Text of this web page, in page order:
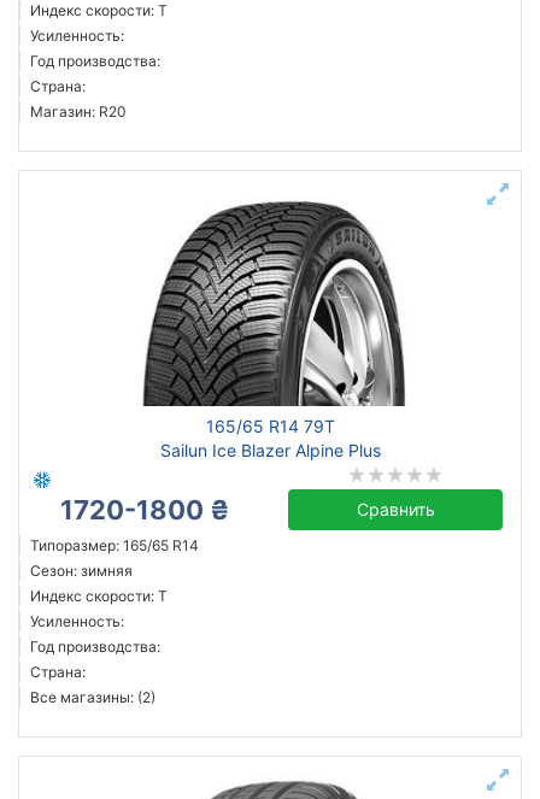
Индекс скорости: T
Усиленность:
Год производства:
Страна:
Магазин: R20
165/65 R14 79T
Sailun Ice Blazer Alpine Plus
1720-1800 ₴ Сравнить
Типоразмер: 165/65 R14
Сезон: зимняя
Индекс скорости: T
Усиленность:
Год производства:
Страна:
Все магазины: (2)